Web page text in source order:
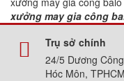
xưởng may gia công
Trụ sở chính
24/5 Dương
Hóc Môn, TPHCM